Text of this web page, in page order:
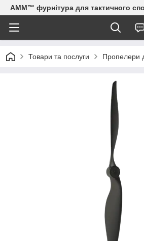
AMM™ фурнітура для тактичного
Товари та послуги Пропелери